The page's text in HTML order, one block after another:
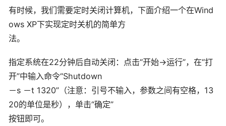
有时候，我们需要定时关闭计算机，下面介绍一个在Wind
ows XP下实现定时关机的简单方
法。
指定系统在22分钟后自动关闭：点击“开始→运行”，在“打
开”中输入命令“Shutdown
－s －t 1320”（注意：引号不输入，参数之间有空格，13
20的单位是秒），单击“确定”
按钮即可。